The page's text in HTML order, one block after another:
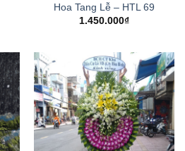
Hoa Tang Lễ – HTL 69
1.450.000₫